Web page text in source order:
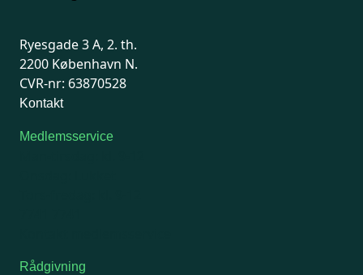
Ryesgade 3 A, 2. th.
2200 København N.
CVR-nr: 63870528
Kontakt
Medlemsservice
Rådgivning